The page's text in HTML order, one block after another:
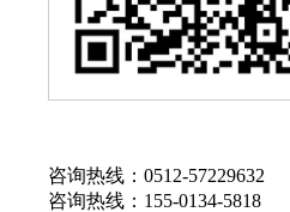
咨询热线：0512-57229632
咨询热线：155-0134-5818